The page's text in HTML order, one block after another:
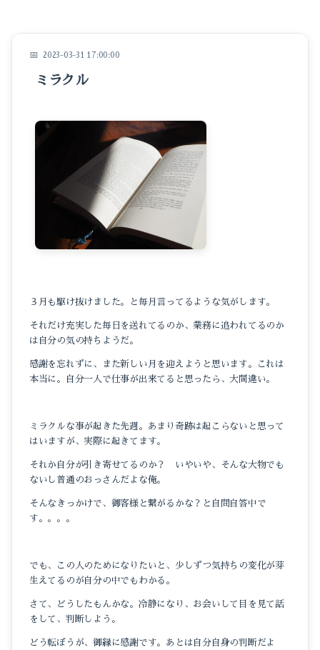
2023-03-31 17:00:00
ミラクル
３月も駆け抜けました。と毎月言ってるような気がします。
それだけ充実した毎日を送れてるのか、業務に追われてるのか
は自分の気の持ちようだ。
感謝を忘れずに、また新しい月を迎えようと思います。これは
本当に。自分一人で仕事が出来てると思ったら、大間違い。
ミラクルな事が起きた先週。あまり奇跡は起こらないと思って
はいますが、実際に起きてます。
それか自分が引き寄せてるのか？ いやいや、そんな大物でも
ないし普通のおっさんだよな俺。
そんなきっかけで、御客様と繋がるかな？と自問自答中で
す。。。。
でも、この人のためになりたいと、少しずつ気持ちの変化が芽
生えてるのが自分の中でもわかる。
さて、どうしたもんかな。冷静になり、お会いして目を見て話
をして、判断しよう。
どう転ぼうが、御縁に感謝です。あとは自分自身の判断だよ